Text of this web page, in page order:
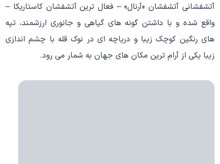
آتشفشانی آتشفشان «آرنال» – فعال ترین آتشفشان کاستاریکا –
واقع شده و با داشتن گونه های گیاهی و جانوری ارزشمند، تپه
های رنگین کوچک زیبا و دریاچه ای در نوک قله با چشم اندازی
زیبا یکی از آرام ترین مکان های جهان به شمار می رود.